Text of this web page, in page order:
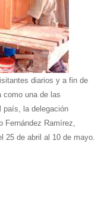
diarios y a fin de
como una de las
país, la delegación
Fernández Ramírez,
25 de abril al 10 de mayo.